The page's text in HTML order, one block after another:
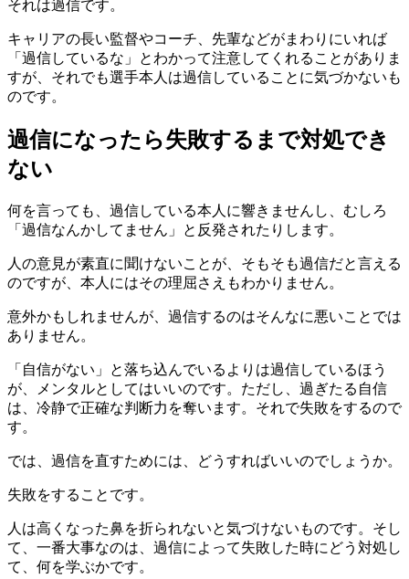
それは過信です。
キャリアの長い監督やコーチ、先輩などがまわりにいれば
「過信しているな」とわかって注意してくれることがありま
すが、それでも選手本人は過信していることに気づかないも
のです。
過信になったら失敗するまで対処でき
ない
何を言っても、過信している本人に響きませんし、むしろ
「過信なんかしてません」と反発されたりします。
人の意見が素直に聞けないことが、そもそも過信だと言える
のですが、本人にはその理屈さえもわかりません。
意外かもしれませんが、過信するのはそんなに悪いことでは
ありません。
「自信がない」と落ち込んでいるよりは過信しているほう
が、メンタルとしてはいいのです。ただし、過ぎたる自信
は、冷静で正確な判断力を奪います。それで失敗をするので
す。
では、過信を直すためには、どうすればいいのでしょうか。
失敗をすることです。
人は高くなった鼻を折られないと気づけないものです。そし
て、一番大事なのは、過信によって失敗した時にどう対処し
て、何を学ぶかです。